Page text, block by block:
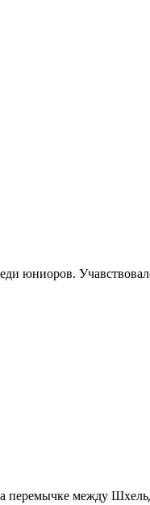
юниоров.
перемычке между